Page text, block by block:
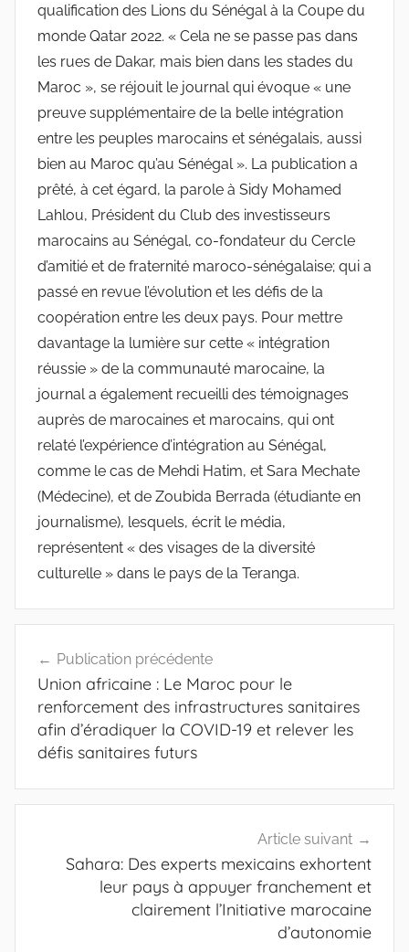
qualification des Lions du Sénégal à la Coupe du
monde Qatar 2022. « Cela ne se passe pas dans
les rues de Dakar, mais bien dans les stades du
Maroc », se réjouit le journal qui évoque « une
preuve supplémentaire de la belle intégration
entre les peuples marocains et sénégalais, aussi
bien au Maroc qu’au Sénégal ». La publication a
prêté, à cet égard, la parole à Sidy Mohamed
Lahlou, Président du Club des investisseurs
marocains au Sénégal, co-fondateur du Cercle
d’amitié et de fraternité maroco-sénégalaise; qui a
passé en revue l’évolution et les défis de la
coopération entre les deux pays. Pour mettre
davantage la lumière sur cette « intégration
réussie » de la communauté marocaine, la
journal a également recueilli des témoignages
auprès de marocaines et marocains, qui ont
relaté l’expérience d’intégration au Sénégal,
comme le cas de Mehdi Hatim, et Sara Mechate
(Médecine), et de Zoubida Berrada (étudiante en
journalisme), lesquels, écrit le média,
représentent « des visages de la diversité
culturelle » dans le pays de la Teranga.
de
l’article
Publication précédente
Union africaine : Le Maroc pour le
renforcement des infrastructures sanitaires
afin d’éradiquer la COVID-19 et relever les
défis sanitaires futurs
Article suivant
Sahara: Des experts mexicains exhortent
leur pays à appuyer franchement et
clairement l’Initiative marocaine
d’autonomie